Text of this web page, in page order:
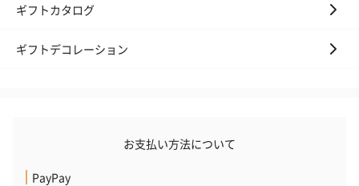
ギフトカタログ
ギフトデコレーション
お支払い方法について
PayPay